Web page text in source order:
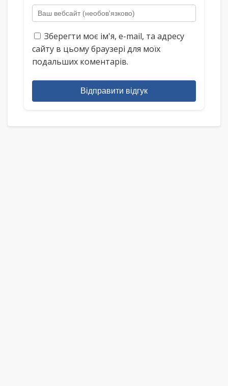
Зберегти моє ім'я, e-mail, та адресу
сайту в цьому браузері для моїх
подальших коментарів.
Відправити відгук